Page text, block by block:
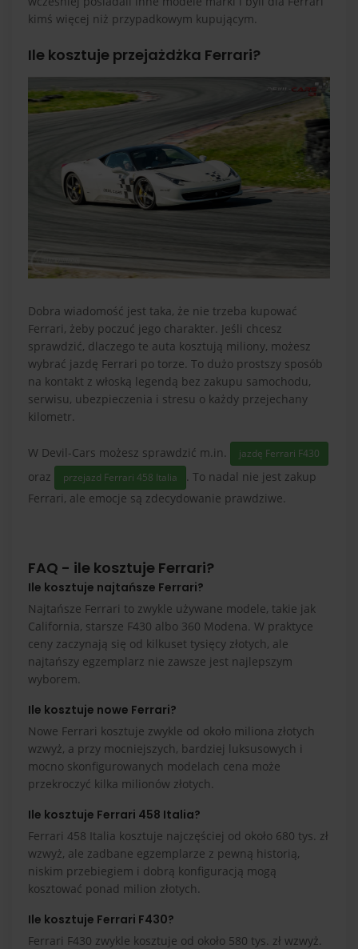
kimś więcej niż przypadkowym kupującym.
Ile kosztuje przejażdżka Ferrari?
Dobra wiadomość jest taka, że nie trzeba kupować
Ferrari, żeby poczuć jego charakter. Jeśli chcesz
sprawdzić, dlaczego te auta kosztują miliony, możesz
wybrać jazdę Ferrari po torze. To dużo prostszy sposób
na kontakt z włoską legendą bez zakupu samochodu,
serwisu, ubezpieczenia i stresu o każdy przejechany
kilometr.
W Devil-Cars możesz sprawdzić m.in. jazdę Ferrari F430
oraz przejazd Ferrari 458 Italia
. To nadal nie jest zakup
Ferrari, ale emocje są zdecydowanie prawdziwe.
FAQ - ile kosztuje Ferrari?
Ile kosztuje najtańsze Ferrari?
Najtańsze Ferrari to zwykle używane modele, takie jak
California, starsze F430 albo 360 Modena. W praktyce
ceny zaczynają się od kilkuset tysięcy złotych, ale
najtańszy egzemplarz nie zawsze jest najlepszym
wyborem.
Ile kosztuje nowe Ferrari?
Nowe Ferrari kosztuje zwykle od około miliona złotych
wzwyż, a przy mocniejszych, bardziej luksusowych i
mocno skonfigurowanych modelach cena może
przekroczyć kilka milionów złotych.
Ile kosztuje Ferrari 458 Italia?
Ferrari 458 Italia kosztuje najczęściej od około 680 tys. zł
wzwyż, ale zadbane egzemplarze z pewną historią,
niskim przebiegiem i dobrą konfiguracją mogą
kosztować ponad milion złotych.
Ile kosztuje Ferrari F430?
Ferrari F430 zwykle kosztuje od około 580 tys. zł wzwyż.